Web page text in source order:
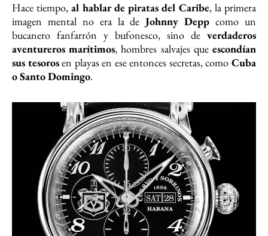
Hace tiempo,al hablar de piratas del Caribe, la primera
imagen mental no era la deJohnny Depp como un
bucanero fanfarrón y bufonesco, sino de verdaderos
aventureros marítimos, hombres salvajes queescondían
sus tesorosen playas en ese entonces secretas, comoCuba
o Santo Domingo.